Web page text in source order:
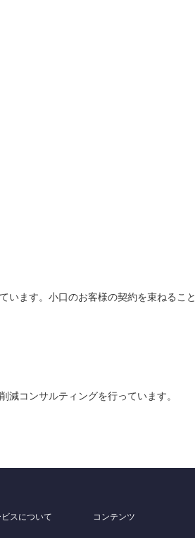
います。小口のお客様の契約を束ねるこ
コンサルティングを行っています。
スについて コンテンツ